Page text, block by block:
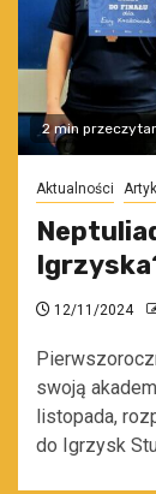
2 min
Aktualności
12/11/2024
swoją
listopada,
do Igrzysk